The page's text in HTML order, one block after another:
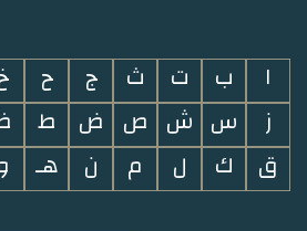
ا ب ت ث ج ح
ز
س ش ص ض ط
ق
ك ل م ن هـ